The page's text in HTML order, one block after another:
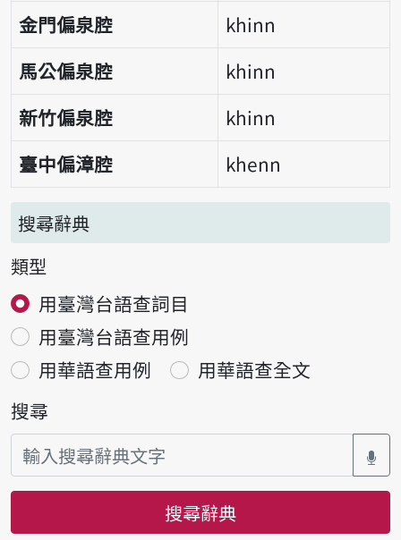
金門偏泉腔
khinn
馬公偏泉腔
khinn
新竹偏泉腔
khinn
臺中偏漳腔
khenn
搜尋辭典
類型
用臺灣台語查詞目
用臺灣台語查用例
用華語查用例
用華語查全文
搜尋
搜尋辭典